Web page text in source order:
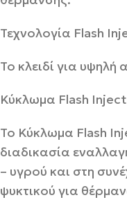
Τεχνολογία Flash
Το κλειδί για
Κύκλωμα Flash
Το Κύκλωμα Flash
διαδικασία
– υγρού και στη
ψυκτικού για